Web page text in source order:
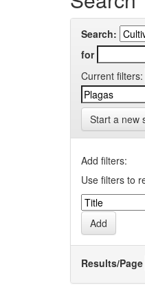
Search:
for
Current filters:
Start a new
Add filters:
Use filters to
Results/Page